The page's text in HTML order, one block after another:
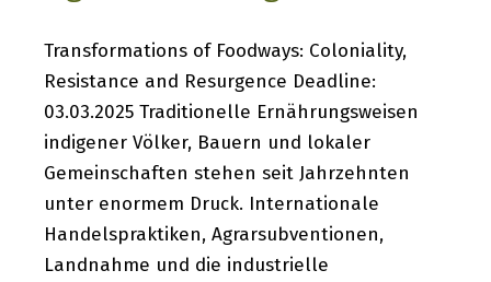
Transformations of Foodways: Coloniality,
Resistance and Resurgence Deadline:
03.03.2025 Traditionelle Ernährungsweisen
indigener Völker, Bauern und lokaler
Gemeinschaften stehen seit Jahrzehnten
unter enormem Druck. Internationale
Handelspraktiken, Agrarsubventionen,
Landnahme und die industrielle